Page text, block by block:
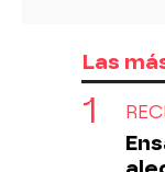
Las